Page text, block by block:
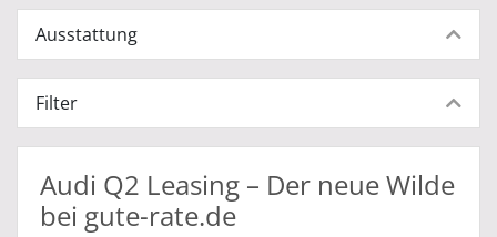
Ausstattung
Filter
Audi Q2 Leasing – Der neue Wilde
bei gute-rate.de